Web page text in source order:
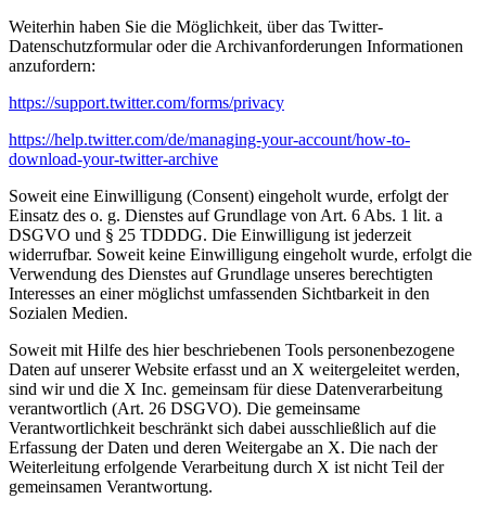
Weiterhin haben Sie die Möglichkeit, über das Twitter-
Datenschutzformular oder die Archivanforderungen Informationen
anzufordern:
https://support.twitter.com/forms/privacy
https://help.twitter.com/de/managing-your-account/how-to-
download-your-twitter-archive
Soweit eine Einwilligung (Consent) eingeholt wurde, erfolgt der
Einsatz des o. g. Dienstes auf Grundlage von Art. 6 Abs. 1 lit. a
DSGVO und § 25 TDDDG. Die Einwilligung ist jederzeit
widerrufbar. Soweit keine Einwilligung eingeholt wurde, erfolgt die
Verwendung des Dienstes auf Grundlage unseres berechtigten
Interesses an einer möglichst umfassenden Sichtbarkeit in den
Sozialen Medien.
Soweit mit Hilfe des hier beschriebenen Tools personenbezogene
Daten auf unserer Website erfasst und an X weitergeleitet werden,
sind wir und die X Inc. gemeinsam für diese Datenverarbeitung
verantwortlich (Art. 26 DSGVO). Die gemeinsame
Verantwortlichkeit beschränkt sich dabei ausschließlich auf die
Erfassung der Daten und deren Weitergabe an X. Die nach der
Weiterleitung erfolgende Verarbeitung durch X ist nicht Teil der
gemeinsamen Verantwortung.